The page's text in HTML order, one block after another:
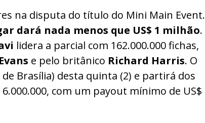
na disputa do título do Mini Main Event.
dará nada menos que US$ 1 milhão.
lidera a parcial com 162.000.000 fichas,
e pelo britânico Richard Harris. O
Brasília) desta quinta (2) e partirá dos
com um payout mínimo de US$